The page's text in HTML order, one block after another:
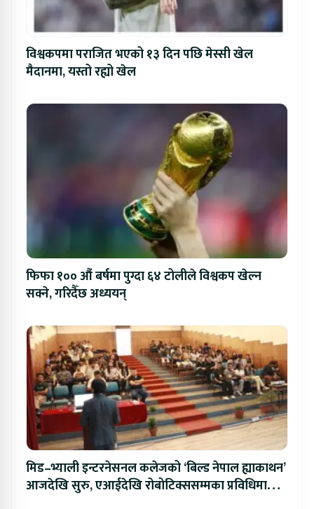
विश्वकपमा पराजित भएको १३ दिन पछि मेस्सी खेल
मैदानमा, यस्तो रह्यो खेल
फिफा १०० औं बर्षमा पुग्दा ६४ टोलीले विश्वकप खेल्न
सक्ने, गरिदैँछ अध्ययन्
मिड–भ्याली इन्टरनेसनल कलेजको ‘बिल्ड नेपाल ह्याकाथन’
आजदेखि सुरु, एआईदेखि रोबोटिक्ससम्मका प्रविधिमा